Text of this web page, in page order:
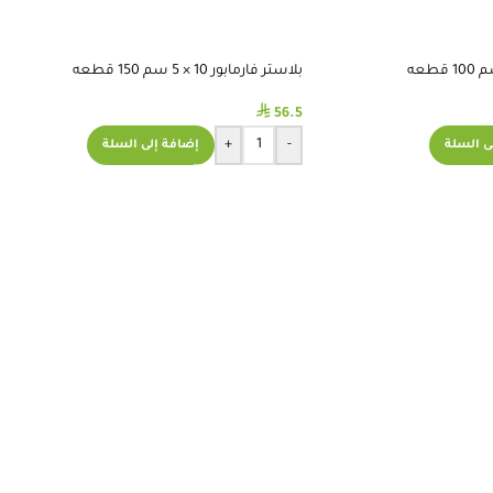
السلة
بلاستر فارمابور 10 × 5 سم 150 قطعه
⃁ 56.5
-
+ إضافة إلى السلة